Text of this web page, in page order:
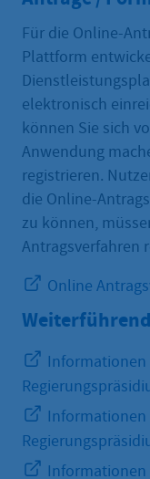
Für die Online-
Plattform
elektronisch
können Sie sich
Anwendung
registrieren.
die Online-
zu können,
Antragsverfahren
Online
Informationen
Informationen
Informationen